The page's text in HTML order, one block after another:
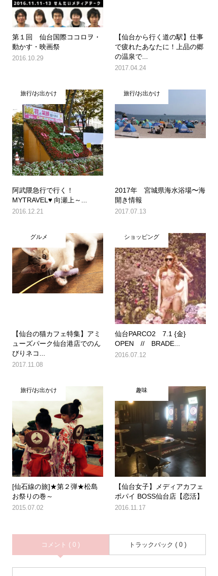
第１回 仙台国際ココロヲ・
動かす・映画祭
2016.10.29
【仙台から行く道の駅】仕事
で疲れたあなたに！上品の郷
の温泉で...
2017.04.24
旅行/お出かけ
阿武隈急行で行く！
MYTRAVEL♥ 向瀬上～...
2016.12.21
旅行/お出かけ
2017年 宮城県海水浴場〜海
開き情報
2017.07.13
グルメ
【仙台の猫カフェ特集】アミ
ューズパーク仙台港店でのん
びりネコ...
2017.11.08
ショッピング
仙台PARCO2 7.1 {金}
OPEN // BRADE...
2016.07.12
旅行/お出かけ
[仙石線の旅]★第２弾★松島
お祭りの巻～
2015.07.02
趣味
【仙台女子】メディアカフェ
ポパイ BOSS仙台店【恋活】
2016.11.17
コメント ( 0 ) トラックバック ( 0 )